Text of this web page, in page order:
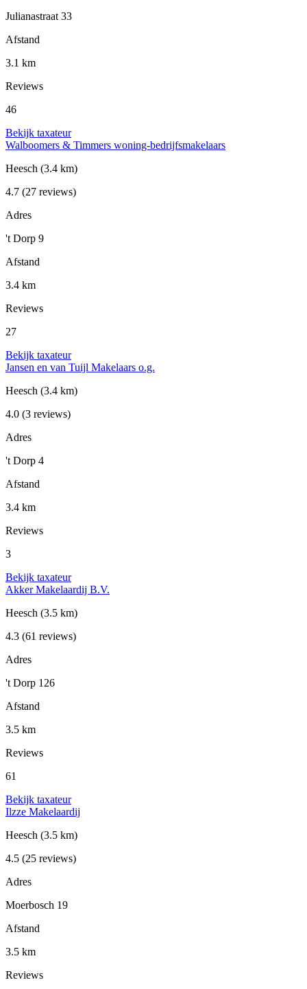
Julianastraat 33
Afstand
3.1 km
Reviews
46
Bekijk taxateur
Walboomers & Timmers woning-bedrijfsmakelaars
Heesch (3.4 km)
4.7 (27 reviews)
Adres
't Dorp 9
Afstand
3.4 km
Reviews
27
Bekijk taxateur
Jansen en van Tuijl Makelaars o.g.
Heesch (3.4 km)
4.0 (3 reviews)
Adres
't Dorp 4
Afstand
3.4 km
Reviews
3
Bekijk taxateur
Akker Makelaardij B.V.
Heesch (3.5 km)
4.3 (61 reviews)
Adres
't Dorp 126
Afstand
3.5 km
Reviews
61
Bekijk taxateur
Ilzze Makelaardij
Heesch (3.5 km)
4.5 (25 reviews)
Adres
Moerbosch 19
Afstand
3.5 km
Reviews